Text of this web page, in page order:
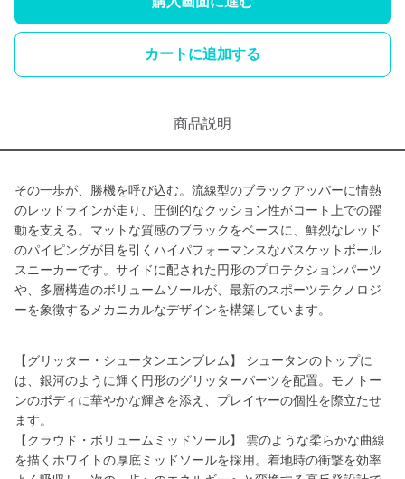
カートに追加する
商品説明
その一歩が、勝機を呼び込む。流線型のブラックアッパーに情熱
のレッドラインが走り、圧倒的なクッション性がコート上での躍
動を支える。マットな質感のブラックをベースに、鮮烈なレッド
のパイピングが目を引くハイパフォーマンスなバスケットボール
スニーカーです。サイドに配された円形のプロテクションパーツ
や、多層構造のボリュームソールが、最新のスポーツテクノロジ
ーを象徴するメカニカルなデザインを構築しています。
【グリッター・シュータンエンブレム】 シュータンのトップに
は、銀河のように輝く円形のグリッターパーツを配置。モノトー
ンのボディに華やかな輝きを添え、プレイヤーの個性を際立たせ
ます。
【クラウド・ボリュームミッドソール】 雲のような柔らかな曲線
を描くホワイトの厚底ミッドソールを採用。着地時の衝撃を効率